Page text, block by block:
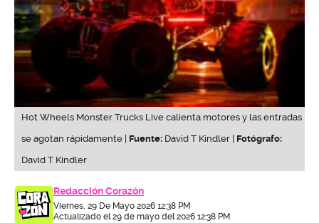
Hot Wheels Monster Trucks Live calienta motores y las entradas
se agotan rápidamente | Fuente: David T Kindler | Fotógrafo:
David T Kindler
Redacción Corazón
Viernes, 29 De Mayo 2026 12:38 PM
Actualizado el 29 de mayo del 2026 12:38 PM